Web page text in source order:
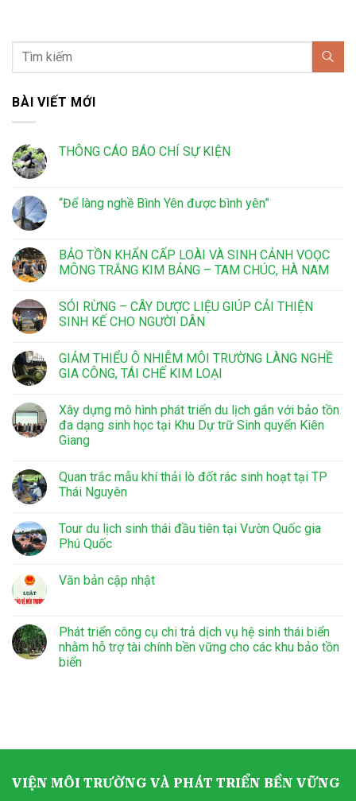
BÀI VIẾT MỚI
THÔNG CÁO BÁO CHÍ SỰ KIỆN
“Để làng nghề Bình Yên được bình yên”
BẢO TỒN KHẨN CẤP LOÀI VÀ SINH CẢNH VOỌC
MÔNG TRẮNG KIM BẢNG – TAM CHÚC, HÀ NAM
SÓI RỪNG – CÂY DƯỢC LIỆU GIÚP CẢI THIỆN
SINH KẾ CHO NGƯỜI DÂN
GIẢM THIỂU Ô NHIỄM MÔI TRƯỜNG LÀNG NGHỀ
GIA CÔNG, TÁI CHẾ KIM LOẠI
Xây dựng mô hình phát triển du lịch gắn với bảo tồn
đa dạng sinh học tại Khu Dự trữ Sinh quyển Kiên
Giang
Quan trắc mẫu khí thải lò đốt rác sinh hoạt tại TP
Thái Nguyên
Tour du lịch sinh thái đầu tiên tại Vườn Quốc gia
Phú Quốc
Văn bản cập nhật
Phát triển công cụ chi trả dịch vụ hệ sinh thái biển
nhằm hỗ trợ tài chính bền vững cho các khu bảo tồn
biển
VIỆN MÔI TRƯỜNG VÀ PHÁT TRIỂN BỀN VỮNG